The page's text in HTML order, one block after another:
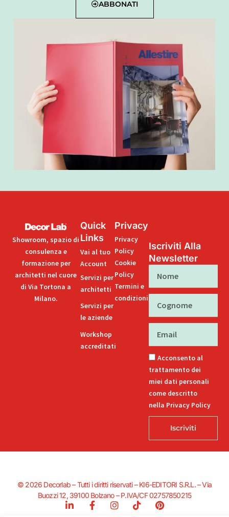
ABBONATI
Showroom, spazio di
consulenza e
formazione per
architetti nel cuore
di Via Tortona a
Milano.
Quick
Links
Vai al tuo
Account
Servizi per
architetti
Servizi per
le aziende
Workshop
accreditati
Privacy
Privacy
Policy
Cookie
Policy
Termini e
condizioni
Iscriviti Alla
Newsletter
Acconsento al
trattamento dei
miei dati personali
come descritto
nella Privacy Policy
Iscriviti
© 2026 Decorlab – Tutti i diritti riservati – KI6-EDITORI S.R.L. – Via
Buozzi 12, 39100 Bolzano – P.IVA/CF 02757850215
L
F
a
I
T
P